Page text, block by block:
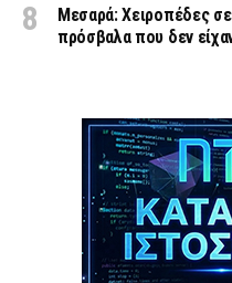
Μεσαρά: Χειροπέδες
πρόσβαλα που δεν